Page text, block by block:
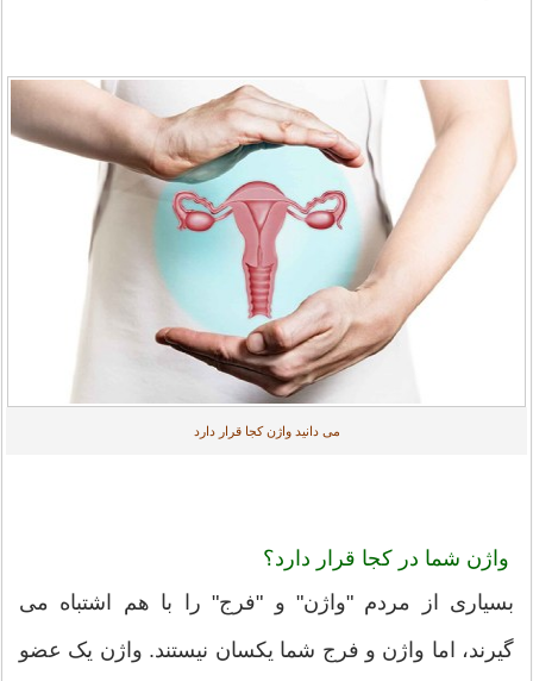
می دانید واژن کجا قرار دارد
واژن شما در کجا قرار دارد؟
بسیاری از مردم "واژن" و "فرج" را با هم اشتباه می
گیرند، اما واژن و فرج شما یکسان نیستند. واژن یک عضو